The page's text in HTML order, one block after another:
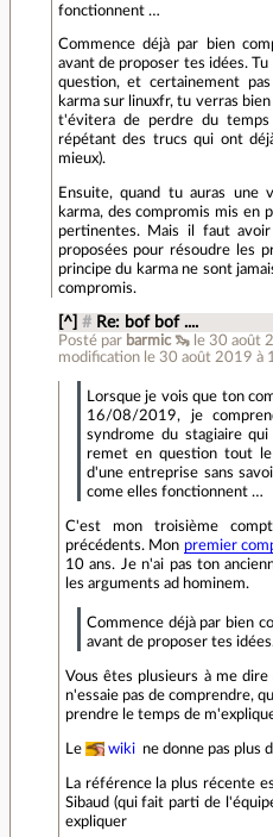
fonctionnent …
Commence déjà par bien
avant de proposer tes idées.
question, et certainement
karma sur linuxfr, tu verras
t'évitera de perdre du
répétant des trucs qui ont
mieux).
Ensuite, quand tu auras une
karma, des compromis mis en
pertinentes. Mais il faut
proposées pour résoudre les
principe du karma ne sont
compromis.
[^] # Re: bof bof ....
Posté par barmic 🦦 le 30 août
modification le 30 août 2019 à
Lorsque je vois que ton
16/08/2019, je
syndrome du stagiaire
remet en question tout
d'une entreprise sans
come elles fonctionnent …
C'est mon troisième
précédents. Mon premier
10 ans. Je n'ai pas ton
les arguments ad hominem.
Commence déjà par bien
avant de proposer tes idées.
Vous êtes plusieurs à me
n'essaie pas de comprendre,
prendre le temps de
Le wiki ne donne pas plus
La référence la plus récente
Sibaud (qui fait parti de
expliquer